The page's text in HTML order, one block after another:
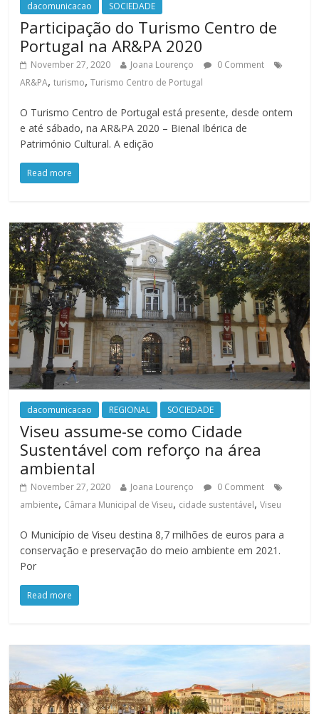
dacomunicacao SOCIEDADE
Participação do Turismo Centro de
Portugal na AR&PA 2020
November 27, 2020 Joana Lourenço
0 Comment
AR&PA,turismo,Turismo Centro de Portugal
O Turismo Centro de Portugal está presente, desde ontem
e até sábado, na AR&PA 2020 – Bienal Ibérica de
Património Cultural. A edição
Read more
dacomunicacao REGIONAL SOCIEDADE
Viseu assume-se como Cidade
Sustentável com reforço na área
ambiental
November 27, 2020 Joana Lourenço
0 Comment
ambiente, Câmara Municipal de Viseu, cidade sustentável,Viseu
O Município de Viseu destina 8,7 milhões de euros para a
conservação e preservação do meio ambiente em 2021.
Por
Read more